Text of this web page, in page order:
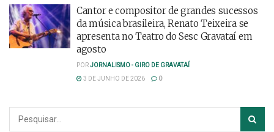
Cantor e compositor de grandes sucessos
da música brasileira, Renato Teixeira se
apresenta no Teatro do Sesc Gravataí em
agosto
PORJORNALISMO - GIRO DE GRAVATAÍ
3 DE JUNHO DE 2026
0